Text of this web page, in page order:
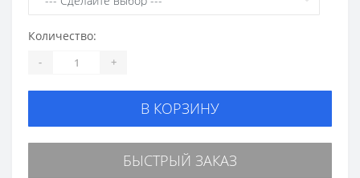
Количество:
- +
В КОРЗИНУ
БЫСТРЫЙ ЗАКАЗ